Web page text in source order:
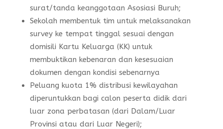
surat/tanda keanggotaan Asosiasi Buruh;
Sekolah membentuk tim untuk melaksanakan
survey ke tempat tinggal sesuai dengan
domisili Kartu Keluarga (KK) untuk
membuktikan kebenaran dan kesesuaian
dokumen dengan kondisi sebenarnya
Peluang kuota 1% distribusi kewilayahan
diperuntukkan bagi calon peserta didik dari
luar zona perbatasan (dari Dalam/Luar
Provinsi atau dari Luar Negeri);